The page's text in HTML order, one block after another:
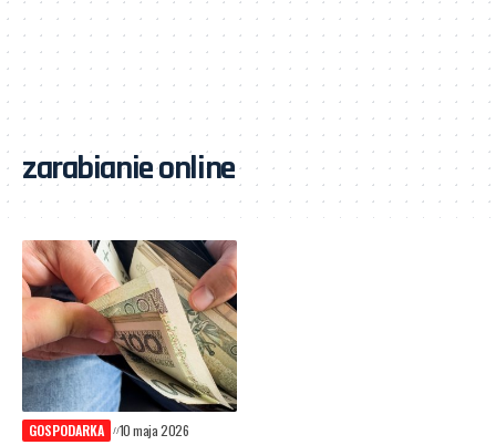
zarabianie online
GOSPODARKA 10 maja 2026